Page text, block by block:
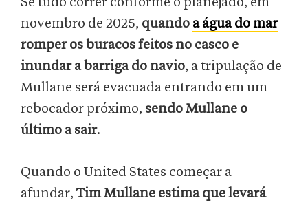
novembro de 2025, quando a água do mar
romper os buracos feitos no casco e
inundar a barriga do navio, a tripulação de
Mullane será evacuada entrando em um
rebocador próximo, sendo Mullane o
último a sair.
Quando o United States começar a
afundar, Tim Mullane estima que levará